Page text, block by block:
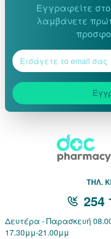
Εγγραφείτε
λαμβάνετε
THΛ.
254
Δευτέρα - Παρασκευή
17.30μμ-21.00μμ